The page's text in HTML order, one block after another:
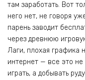
там заработать. Вот
него нет, не говоря
парень заводит
через древнюю
Лаги, плохая графика
интернет — все это
играть, а добывать